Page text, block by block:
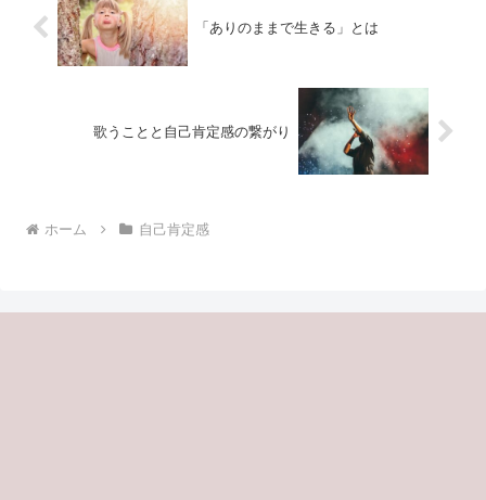
「ありのままで生きる」とは
歌うことと自己肯定感の繋がり
ホーム 自己肯定感